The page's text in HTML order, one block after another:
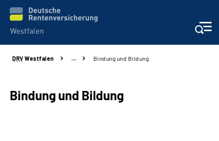
Kontakt und Beratung
Broschüren und mehr
DRV Westfalen … Bindung und Bildung
Bindung und Bildung